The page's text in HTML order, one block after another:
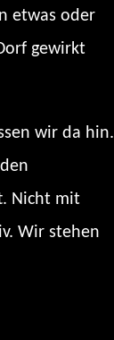
etwas oder
gewirkt
wir da hin.
Nicht mit
Wir stehen